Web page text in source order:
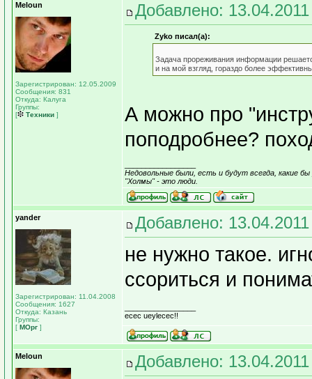
Meloun
Зарегистрирован: 12.05.2009
Сообщения: 831
Откуда: Калуга
Группы:
[
Техники ]
Добавлено:
Zyko писал(а):
Задача прореживания информации
и на мой взгляд, гораздо более
А можно про
поподробнее?
Недовольные были, есть и будут всегда, какие бы
"Холмы" - это люди.
yander
Зарегистрирован: 11.04.2008
Сообщения: 1627
Откуда: Казань
Группы:
[ МОрг ]
Добавлено:
не нужно такое.
ссориться и
ecec ueylecec!!
Meloun Добавлено: